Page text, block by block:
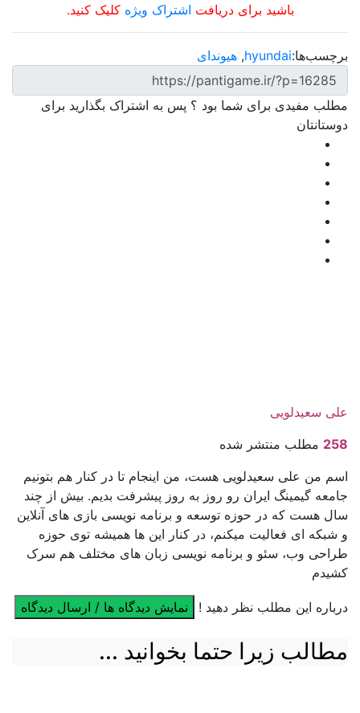
باشید برای دریافت اشتراک ویژه کلیک کنید.
برچسب‌ها:hyundai
, هیوندای
مطلب مفیدی برای شما بود ؟ پس به اشتراک بگذارید برای
دوستانتان
علی سعیدلویی
258 مطلب منتشر شده
اسم من علی سعیدلویی هست، من اینجام تا در کنار هم بتونیم
جامعه گیمینگ ایران رو روز به روز پیشرفت بدیم. بیش از چند
سال هست که در حوزه توسعه و برنامه نویسی بازی های آنلاین
و شبکه ای فعالیت میکنم، در کنار این ها همیشه توی حوزه
طراحی وب، سئو و برنامه نویسی زبان های مختلف هم سرک
کشیدم
درباره این مطلب نظر دهید ! نمایش دیدگاه ها / ارسال دیدگاه
مطالب زیرا حتما بخوانید ...